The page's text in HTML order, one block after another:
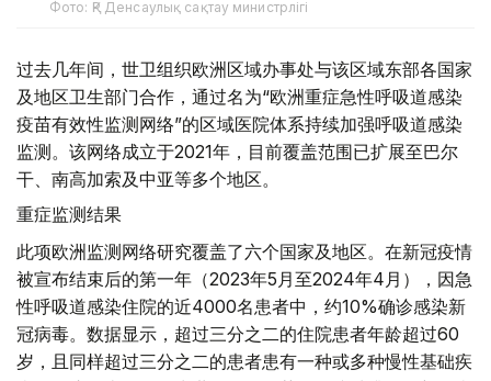
Фото: ҚР Денсаулық сақтау министрлігі
过去几年间，世卫组织欧洲区域办事处与该区域东部各国家
及地区卫生部门合作，通过名为“欧洲重症急性呼吸道感染
疫苗有效性监测网络”的区域医院体系持续加强呼吸道感染
监测。该网络成立于2021年，目前覆盖范围已扩展至巴尔
干、南高加索及中亚等多个地区。
重症监测结果
此项欧洲监测网络研究覆盖了六个国家及地区。在新冠疫情
被宣布结束后的第一年（2023年5月至2024年4月），因急
性呼吸道感染住院的近4000名患者中，约10%确诊感染新
冠病毒。数据显示，超过三分之二的住院患者年龄超过60
岁，且同样超过三分之二的患者患有一种或多种慢性基础疾